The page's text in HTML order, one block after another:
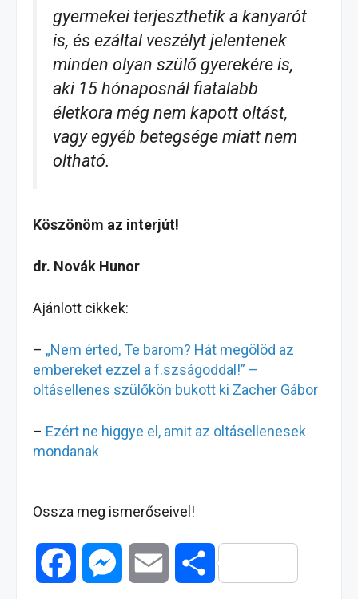
gyermekei terjeszthetik a kanyarót
is, és ezáltal veszélyt jelentenek
minden olyan szülő gyerekére is,
aki 15 hónaposnál fiatalabb
életkora még nem kapott oltást,
vagy egyéb betegsége miatt nem
oltható.
Köszönöm az interjút!
dr. Novák Hunor
Ajánlott cikkek:
– „Nem érted, Te barom? Hát megölöd az
embereket ezzel a f.szságoddal!” –
oltásellenes szülőkön bukott ki Zacher Gábor
– Ezért ne higgye el, amit az oltásellenesek
mondanak
Ossza meg ismerőseivel!
O